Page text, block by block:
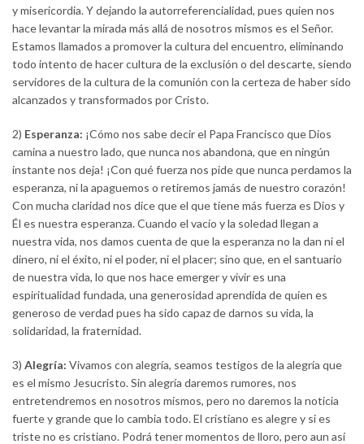
y misericordia. Y dejando la autorreferencialidad, pues quien nos
hace levantar la mirada más allá de nosotros mismos es el Señor.
Estamos llamados a promover la cultura del encuentro, eliminando
todo intento de hacer cultura de la exclusión o del descarte, siendo
servidores de la cultura de la comunión con la certeza de haber sido
alcanzados y transformados por Cristo.
2) Esperanza: ¡Cómo nos sabe decir el Papa Francisco que Dios
camina a nuestro lado, que nunca nos abandona, que en ningún
instante nos deja! ¡Con qué fuerza nos pide que nunca perdamos la
esperanza, ni la apaguemos o retiremos jamás de nuestro corazón!
Con mucha claridad nos dice que el que tiene más fuerza es Dios y
Él es nuestra esperanza. Cuando el vacío y la soledad llegan a
nuestra vida, nos damos cuenta de que la esperanza no la dan ni el
dinero, ni el éxito, ni el poder, ni el placer; sino que, en el santuario
de nuestra vida, lo que nos hace emerger y vivir es una
espiritualidad fundada, una generosidad aprendida de quien es
generoso de verdad pues ha sido capaz de darnos su vida, la
solidaridad, la fraternidad.
3) Alegría: Vivamos con alegría, seamos testigos de la alegría que
es el mismo Jesucristo. Sin alegría daremos rumores, nos
entretendremos en nosotros mismos, pero no daremos la noticia
fuerte y grande que lo cambia todo. El cristiano es alegre y si es
triste no es cristiano. Podrá tener momentos de lloro, pero aun así